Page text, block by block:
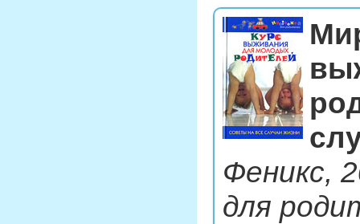
Феникс,
для